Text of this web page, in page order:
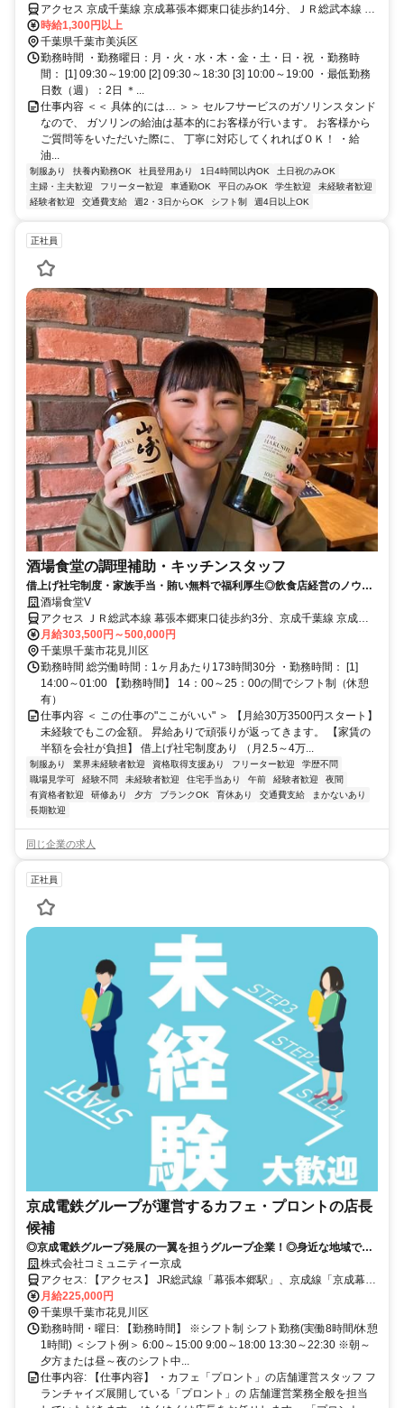
アクセス 京成千葉線 京成幕張本郷東口徒歩約14分、ＪＲ総武本線 幕
張本郷東口徒歩約14分 京成幕張本郷駅から徒歩14分
時給1,300円以上
千葉県千葉市美浜区
勤務時間 ・勤務曜日：月・火・水・木・金・土・日・祝 ・勤務時
間： [1] 09:30～19:00 [2] 09:30～18:30 [3] 10:00～19:00 ・最低勤務
日数（週）：2日 ＊...
仕事内容 ＜＜ 具体的には… ＞＞ セルフサービスのガソリンスタンド
なので、 ガソリンの給油は基本的にお客様が行います。 お客様から
ご質問等をいただいた際に、 丁寧に対応してくれればＯＫ！ ・給
油...
制服あり 扶養内勤務OK 社員登用あり 1日4時間以内OK
土日祝のみOK
主婦・主夫歓迎
フリーター歓迎 車通勤OK 平日のみOK 学生歓迎
未経験者歓迎
経験者歓迎
交通費支給 週2・3日からOK シフト制 週4日以上OK
正社員
酒場食堂の調理補助・キッチンスタッフ
借上げ社宅制度・家族手当・賄い無料で福利厚生◎飲食店経営のノウハ
ウが学べる
酒場食堂V
アクセス ＪＲ総武本線 幕張本郷東口徒歩約3分、京成千葉線 京成幕
張本郷東口徒歩約3分、京成本線 京成大久保徒歩約20分
月給303,500円～500,000円
千葉県千葉市花見川区
勤務時間 総労働時間：1ヶ月あたり173時間30分 ・勤務時間： [1]
14:00～01:00 【勤務時間】 14：00～25：00の間でシフト制（休憩
有）
仕事内容 ＜ この仕事の"ここがいい" ＞ 【月給30万3500円スタート】
未経験でもこの金額。 昇給ありで頑張りが返ってきます。 【家賃の
半額を会社が負担】 借上げ社宅制度あり （月2.5～4万...
制服あり 業界未経験者歓迎 資格取得支援あり フリーター歓迎
学歴不問
職場見学可
経験不問 未経験者歓迎 住宅手当あり 午前 経験者歓迎
夜間
有資格者歓迎
研修あり 夕方 ブランクOK 育休あり 交通費支給
まかないあり
長期歓迎
同じ企業の求人
正社員
京成電鉄グループが運営するカフェ・プロントの店長
候補
◎京成電鉄グループ発展の一翼を担うグループ企業！◎身近な地域で長
く腰を据えて働けます◎賞与や家族手当、住宅手当等の待遇もばっちり
株式会社コミュニティー京成
アクセス: 【アクセス】 JR総武線「幕張本郷駅」、京成線「京成幕張
本郷駅」徒歩0分 以下店舗で同時募集中 ■プロント京成金町駅店 ■プ
ロントららテラスTOKYO-BAY店 ■プロント海浜幕張店 ☆居住地を考
慮の上、配属店舗を決定 ☆転居を伴う転勤は、原則ありません。
月給225,000円
千葉県千葉市花見川区
勤務時間・曜日: 【勤務時間】 ※シフト制 シフト勤務(実働8時間/休憩
1時間) ＜シフト例＞ 6:00～15:00 9:00～18:00 13:30～22:30 ※朝～
夕方または昼～夜のシフト中...
仕事内容: 【仕事内容】 ・カフェ「プロント」の店舗運営スタッフ フ
ランチャイズ展開している「プロント」の 店舗運営業務全般を担当